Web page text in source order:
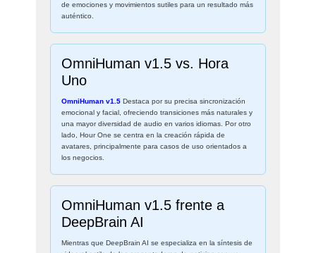
de emociones y movimientos sutiles para un resultado más
auténtico.
OmniHuman v1.5 vs. Hora
Uno
OmniHuman v1.5 Destaca por su precisa sincronización
emocional y facial, ofreciendo transiciones más naturales y
una mayor diversidad de audio en varios idiomas. Por otro
lado, Hour One se centra en la creación rápida de
avatares, principalmente para casos de uso orientados a
los negocios.
OmniHuman v1.5 frente a
DeepBrain AI
Mientras que DeepBrain AI se especializa en la síntesis de